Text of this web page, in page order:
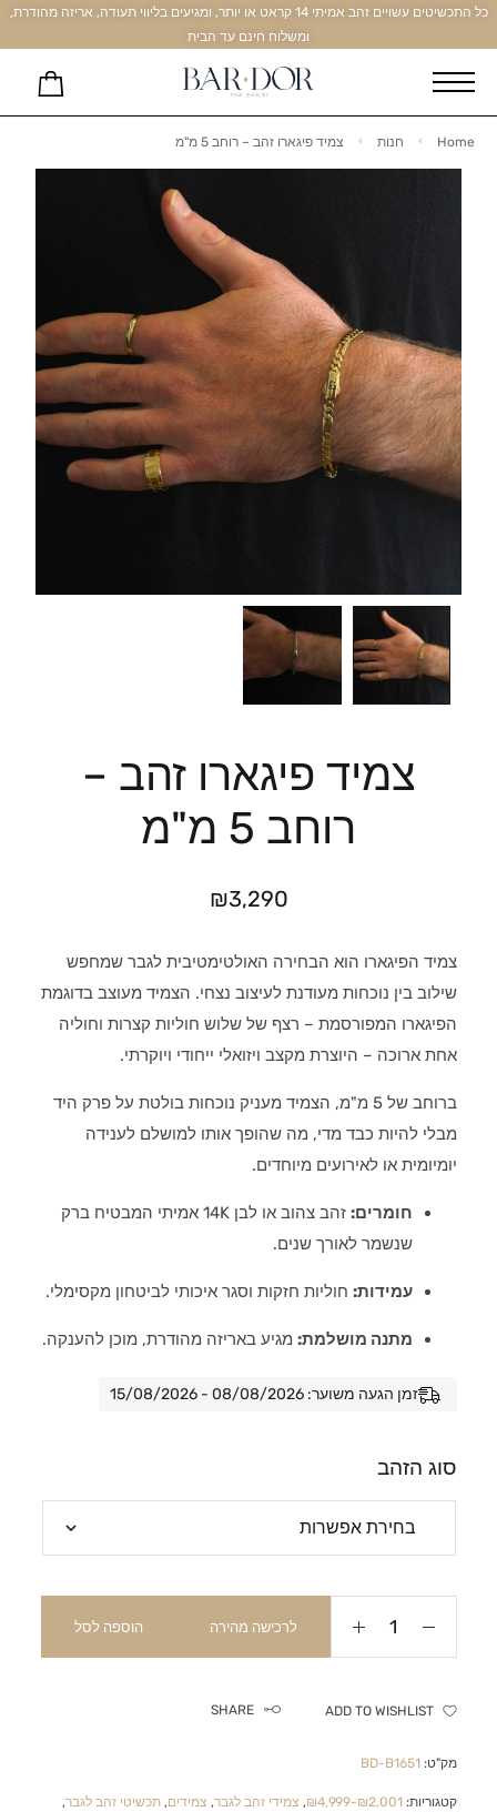
כל התכשיטים עשויים זהב אמיתי 14 קראט או יותר, ומגיעים בליווי תעודה, אריזה מהודרת,
ומשלוח חינם עד הבית
Home חנות צמיד פיגארו זהב – רוחב 5 מ"מ
צמיד פיגארו זהב –
רוחב 5 מ"מ
₪3,290
צמיד הפיגארו הוא הבחירה האולטימטיבית לגבר שמחפש
שילוב בין נוכחות מעודנת לעיצוב נצחי. הצמיד מעוצב בדוגמת
הפיגארו המפורסמת – רצף של שלוש חוליות קצרות וחוליה
אחת ארוכה – היוצרת מקצב ויזואלי ייחודי ויוקרתי.
ברוחב של 5 מ"מ, הצמיד מעניק נוכחות בולטת על פרק היד
מבלי להיות כבד מדי, מה שהופך אותו למושלם לענידה
יומיומית או לאירועים מיוחדים.
חומרים:
זהב צהוב או לבן 14K אמיתי המבטיח ברק
שנשמר לאורך שנים.
עמידות: חוליות חזקות וסגר איכותי לביטחון מקסימלי.
מתנה מושלמת: מגיע באריזה מהודרת, מוכן להענקה.
זמן הגעה משוער: 08/08/2026 - 15/08/2026
סוג הזהב
לרכישה מהירה הוספה לסל
ADD TO WISHLIST
SHARE
מק"ט: BD-B1651
קטגוריות: ₪2,001-₪4,999
, צמידי זהב לגבר, צמידים,תכשיטי זהב לגבר,